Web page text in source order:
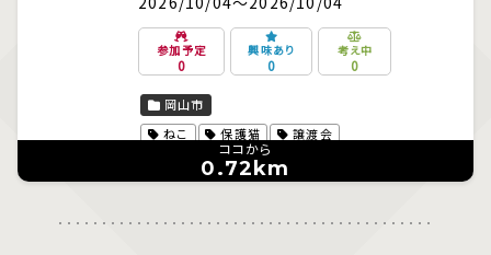
ココから
0.72km
参加予定
0
興味あり
0
考え中
0
岡山市
ねこ
保護猫 譲渡会